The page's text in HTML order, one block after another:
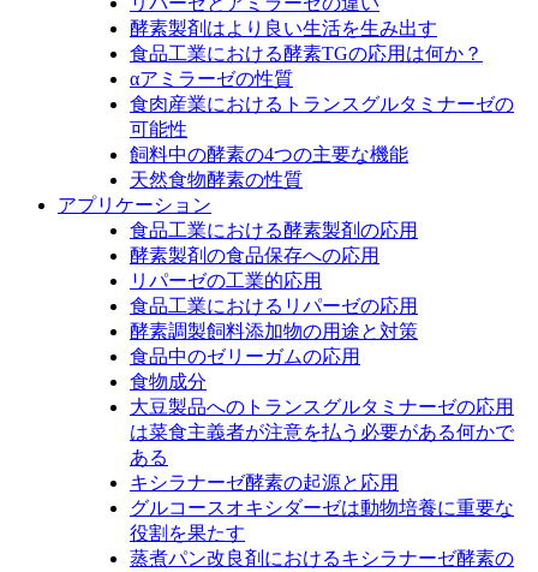
酵素製剤はより良い生活を生み出す
食品工業における酵素TGの応用は何か？
αアミラーゼの性質
食肉産業におけるトランスグルタミナーゼの
可能性
飼料中の酵素の4つの主要な機能
天然食物酵素の性質
アプリケーション
食品工業における酵素製剤の応用
酵素製剤の食品保存への応用
リパーゼの工業的応用
食品工業におけるリパーゼの応用
酵素調製飼料添加物の用途と対策
食品中のゼリーガムの応用
食物成分
大豆製品へのトランスグルタミナーゼの応用
は菜食主義者が注意を払う必要がある何かで
ある
キシラナーゼ酵素の起源と応用
グルコースオキシダーゼは動物培養に重要な
役割を果たす
蒸煮パン改良剤におけるキシラナーゼ酵素の